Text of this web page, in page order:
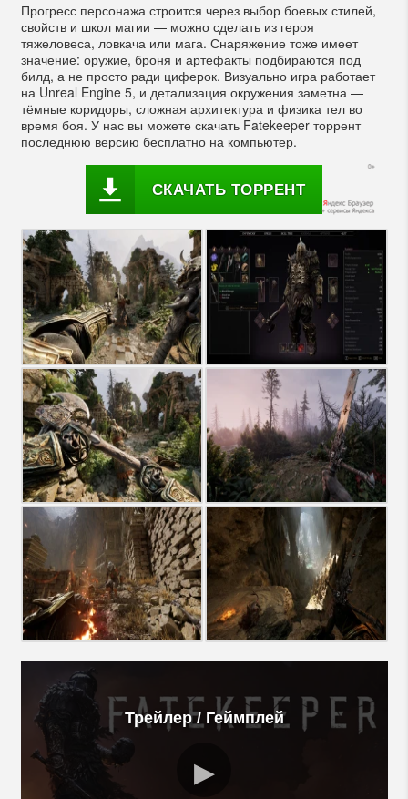
Прогресс персонажа строится через выбор боевых стилей,
свойств и школ магии — можно сделать из героя
тяжеловеса, ловкача или мага. Снаряжение тоже имеет
значение: оружие, броня и артефакты подбираются под
билд, а не просто ради циферок. Визуально игра работает
на Unreal Engine 5, и детализация окружения заметна —
тёмные коридоры, сложная архитектура и физика тел во
время боя. У нас вы можете скачать Fatekeeper торрент
последнюю версию бесплатно на компьютер.
СКАЧАТЬ ТОРРЕНТ
Трейлер / Геймплей